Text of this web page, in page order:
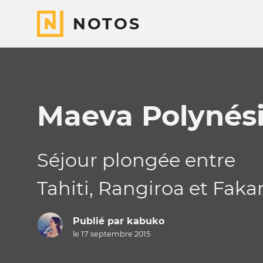
NOTOS
Maeva
Séjour plongée entre
Tahiti, Rangiroa et
Publié par kabuko
le 17 septembre 2015